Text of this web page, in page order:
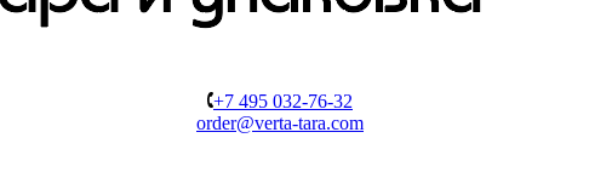
+7 495 032-76-32
order@verta-tara.com